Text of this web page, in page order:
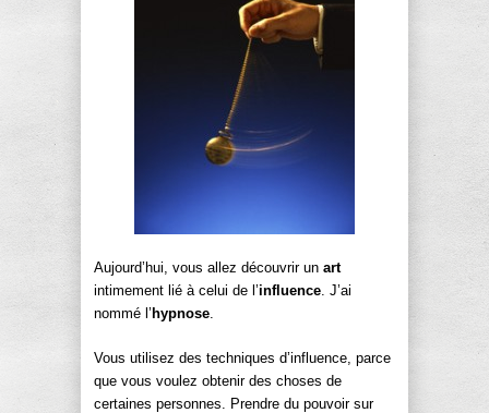
Aujourd’hui, vous allez découvrir un art
intimement lié à celui de l’influence . J’ai
nommé l’hypnose
Vous utilisez des techniques d’influence, parce
que vous voulez obtenir des choses de
certaines personnes. Prendre du pouvoir sur